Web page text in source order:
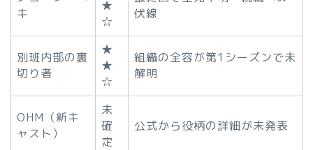
キ
★
☆
伏線
別班内部の裏
切り者
★
★
☆
組織の全容が第1シーズンで未
解明
OHM（新キ
ャスト）
未
確
定
公式から役柄の詳細が未発表